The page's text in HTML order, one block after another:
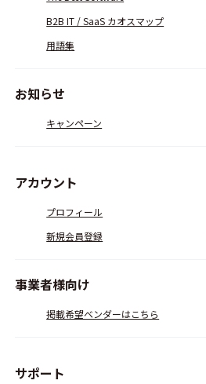
B2B IT / SaaS カオスマップ
用語集
お知らせ
キャンペーン
アカウント
プロフィール
新規会員登録
事業者様向け
掲載希望ベンダーはこちら
サポート